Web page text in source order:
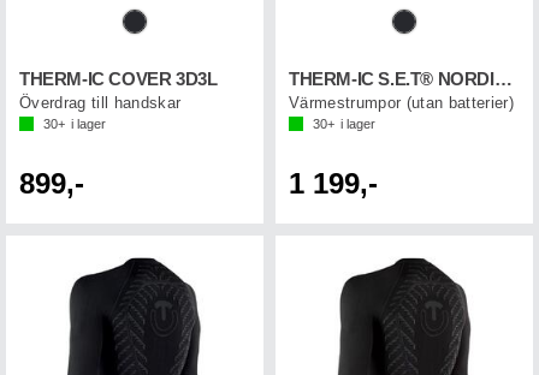
THERM-IC COVER 3D3L
Överdrag till handskar
30+ i lager
899,-
THERM-IC S.E.T® NORDIC SOCK
Värmestrumpor (utan batterier)
30+ i lager
1 199,-